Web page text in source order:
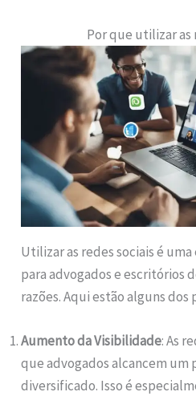
Por que utilizar as
Utilizar as redes sociais é
para advogados e escritórios
razões. Aqui estão alguns
Aumento da Visibilidade: As
que advogados alcancem um
diversificado. Isso é